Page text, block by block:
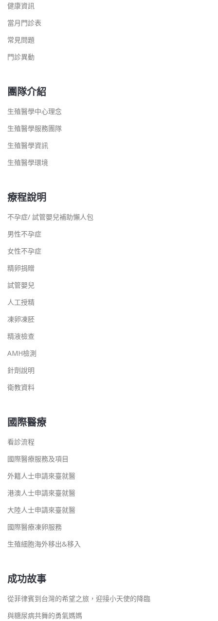
健康資訊
當月門診表
常見問題
門診異動
團隊介紹
生殖醫學中心理念
生殖醫學服務團隊
生殖醫學資訊
生殖醫學環境
療程說明
不孕症/ 試管嬰兒補助懶人包
男性不孕症
女性不孕症
精卵捐贈
試管嬰兒
人工授精
凍卵凍胚
精液檢查
AMH檢測
針劑說明
衛教資料
國際醫療
看診流程
國際醫療服務及項目
外籍人士申請來臺就醫
港澳人士申請來臺就醫
大陸人士申請來臺就醫
國際醫療凍卵服務
生殖細胞海外移出&移入
成功故事
從菲律賓到台灣的希望之旅，迎接小天使的降臨
與糖尿病共舞的勇氣媽媽